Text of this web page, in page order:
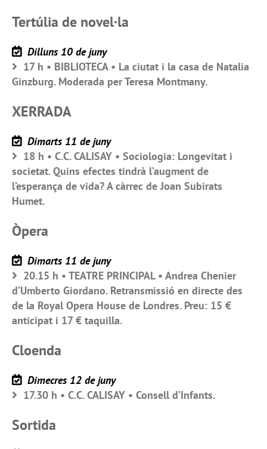
Tertúlia de novel·la
Dilluns 10 de juny
17 h • BIBLIOTECA • La ciutat i la casa de Natalia
Ginzburg. Moderada per Teresa Montmany.
XERRADA
Dimarts 11 de juny
18 h • C.C. CALISAY • Sociologia: Longevitat i
societat. Quins efectes tindrà l’augment de
l’esperança de vida? A càrrec de Joan Subirats
Humet.
Òpera
Dimarts 11 de juny
20.15 h • TEATRE PRINCIPAL • Andrea Chenier
d’Umberto Giordano. Retransmissió en directe des
de la Royal Opera House de Londres. Preu: 15 €
anticipat i 17 € taquilla.
Cloenda
Dimecres 12 de juny
17.30 h • C.C. CALISAY • Consell d’Infants.
Sortida